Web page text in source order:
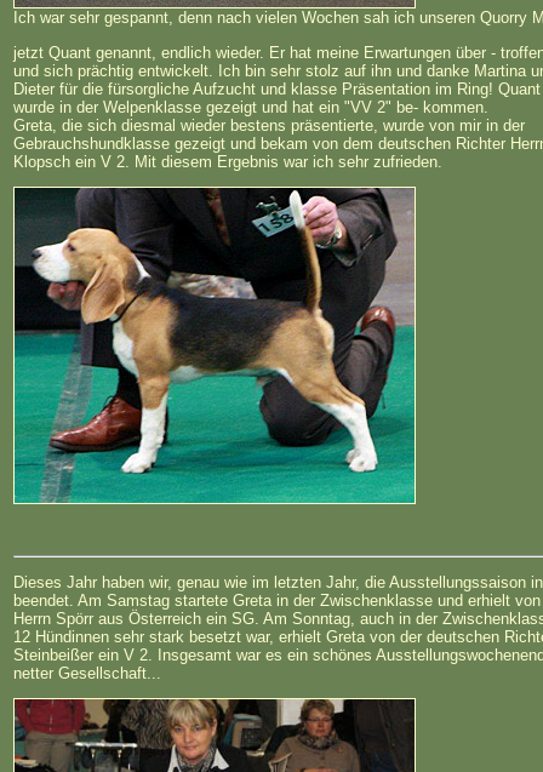
Ich war sehr gespannt, denn nach vielen Wochen sah ich unseren Quorry
jetzt Quant genannt, endlich wieder. Er hat meine Erwartungen über -
und sich prächtig entwickelt. Ich bin sehr stolz auf ihn und danke Martina
Dieter für die fürsorgliche Aufzucht und klasse Präsentation im Ring! Quant
wurde in der Welpenklasse gezeigt und hat ein "VV 2" be- kommen.
Greta, die sich diesmal wieder bestens präsentierte, wurde von mir in der
Gebrauchshundklasse gezeigt und bekam von dem deutschen Richter
Klopsch ein V 2. Mit diesem Ergebnis war ich sehr zufrieden.
Dieses Jahr haben wir, genau wie im letzten Jahr, die Ausstellungssaison
beendet. Am Samstag startete Greta in der Zwischenklasse und erhielt
Herrn Spörr aus Österreich ein SG. Am Sonntag, auch in der
12 Hündinnen sehr stark besetzt war, erhielt Greta von der deutschen
Steinbeißer ein V 2. Insgesamt war es ein schönes
netter Gesellschaft...